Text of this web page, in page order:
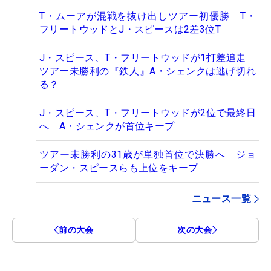
T・ムーアが混戦を抜け出しツアー初優勝 T・
フリートウッドとJ・スピースは2差3位T
J・スピース、T・フリートウッドが1打差追走
ツアー未勝利の『鉄人』A・シェンクは逃げ切れ
る？
J・スピース、T・フリートウッドが2位で最終日
へ A・シェンクが首位キープ
ツアー未勝利の31歳が単独首位で決勝へ ジョ
ーダン・スピースらも上位をキープ
ニュース一覧
前の大会 次の大会